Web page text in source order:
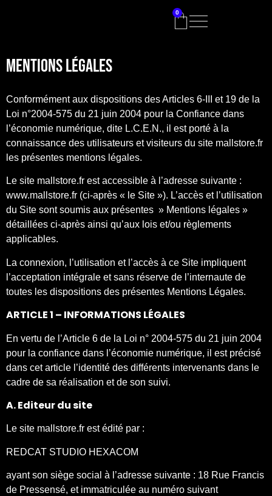
0
Mentions Légales
Conformément aux dispositions des Articles 6-III et 19 de la
Loi n°2004-575 du 21 juin 2004 pour la Confiance dans
l’économie numérique, dite L.C.E.N., il est porté à la
connaissance des utilisateurs et visiteurs du site mallstore.fr
les présentes mentions légales.
Le site mallstore.fr est accessible à l’adresse suivante :
www.mallstore.fr (ci-après « le Site »). L’accès et l’utilisation
du Site sont soumis aux présentes » Mentions légales »
détaillées ci-après ainsi qu’aux lois et/ou règlements
applicables.
La connexion, l’utilisation et l’accès à ce Site impliquent
l’acceptation intégrale et sans réserve de l’internaute de
toutes les dispositions des présentes Mentions Légales.
ARTICLE 1 – INFORMATIONS LÉGALES
En vertu de l’Article 6 de la Loi n° 2004-575 du 21 juin 2004
pour la confiance dans l’économie numérique, il est précisé
dans cet article l’identité des différents intervenants dans le
cadre de sa réalisation et de son suivi.
A. Editeur du site
Le site mallstore.fr est édité par :
REDCAT STUDIO HEXACOM
ayant son siège social à l’adresse suivante : 18 Rue Francis
de Pressensé, et immatriculée au numéro suivant